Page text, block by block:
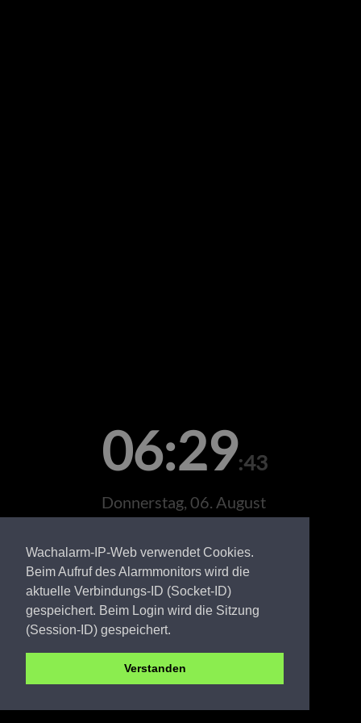
Wachalarm-IP-Web verwendet Cookies.
Beim Aufruf des Alarmmonitors wird die
aktuelle Verbindungs-ID (Socket-ID)
gespeichert. Beim Login wird die Sitzung
(Session-ID) gespeichert.
Verstanden
06:29:43
Donnerstag, 06. August
PR FW Schönebeck